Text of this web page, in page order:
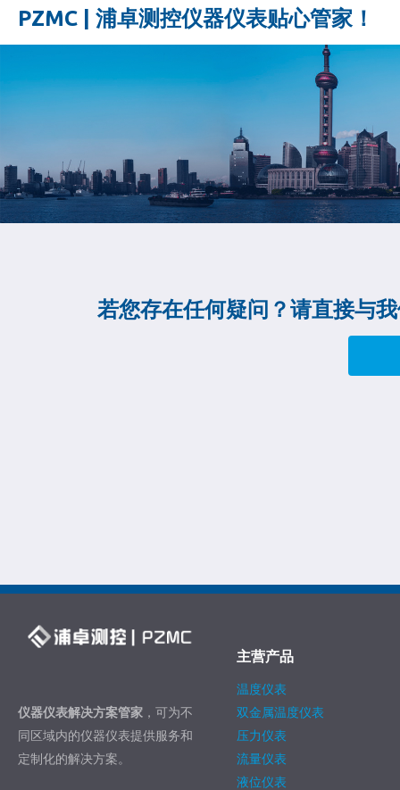
PZMC | 浦卓测控仪器仪表贴心管家！
若您存在任何疑问？请直接与
主营产品
仪器仪表解决方案管家 ，可为不
同区域内的仪器仪表提供服务和
定制化的解决方案。
温度仪表
双金属温度仪表
压力仪表
流量仪表
液位仪表